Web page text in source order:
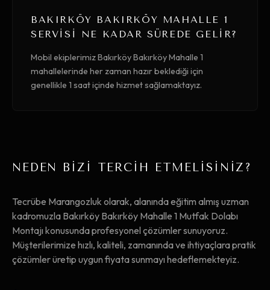
BAKIRKÖY BAKIRKÖY MAHALLE 1
SERVISI NE KADAR SÜREDE GELIR?
Mobil ekiplerimiz Bakırköy Bakırköy Mahalle 1
mahallelerinde her zaman hazır beklediği için
genellikle 1 saat içinde hizmet sağlamaktayız.
NEDEN BİZİ TERCİH ETMELİSİNİZ?
Tecrübe Marangozluk olarak, alanında eğitim almış uzman
kadromuzla Bakırköy Bakırköy Mahalle 1 Mutfak Dolabı
Montajı konusunda profesyonel çözümler sunuyoruz.
Müşterilerimize hızlı, kaliteli, zamanında ve ihtiyaçlara pratik
çözümler üretip uygun fiyata sunmayı hedeflemekteyiz.